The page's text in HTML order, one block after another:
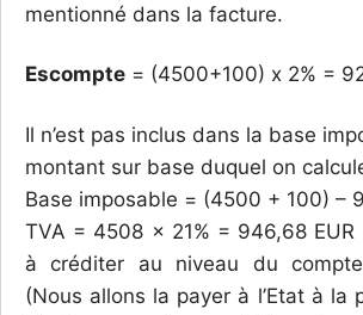
mentionné dans la facture.
Escompte = (4500+100) x 2% =
Il n’est pas inclus dans la base
montant sur base duquel on
Base imposable = (4500 + 100) –
TVA = 4508 x 21% = 946,68
à créditer au niveau du
(Nous allons la payer à l’Etat à la